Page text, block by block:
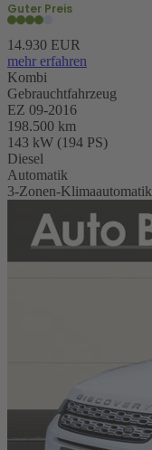
Guter Preis
14.930 EUR
mehr erfahren
Kombi
Gebrauchtfahrzeug
EZ 09-2016
198.500 km
143 kW (194 PS)
Diesel
Automatik
3-Zonen-Klimaautomatik